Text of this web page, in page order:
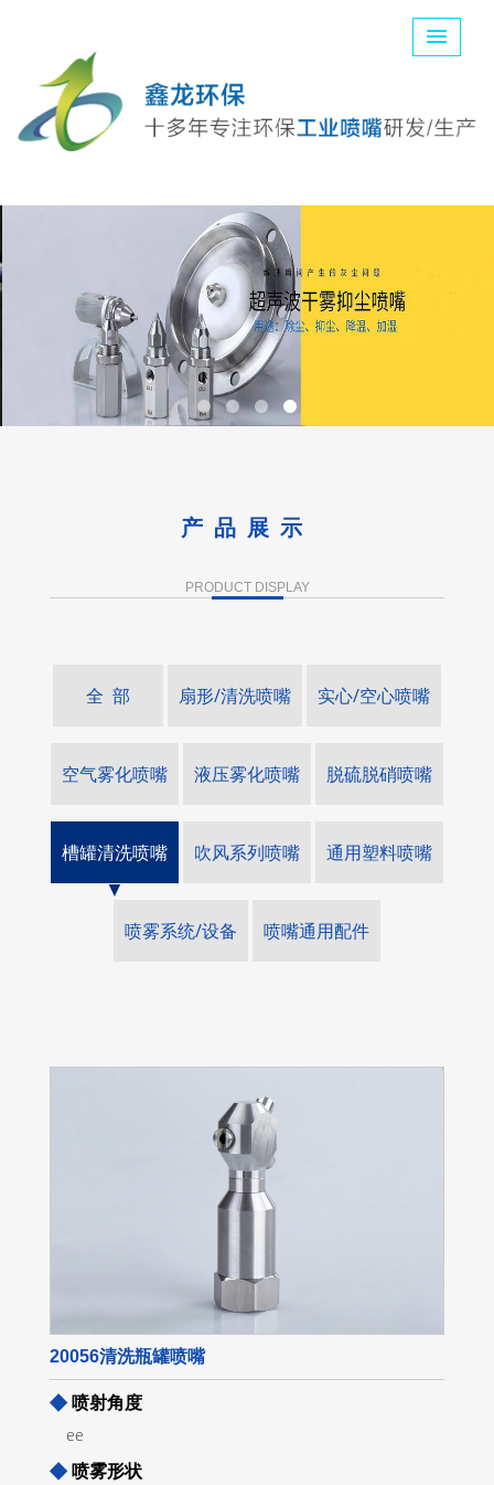
产品展示
PRODUCT DISPLAY
全 部 扇形/清洗喷嘴 实心/空心喷嘴
空气雾化喷嘴 液压雾化喷嘴 脱硫脱硝喷嘴
槽罐清洗喷嘴 吹风系列喷嘴 通用塑料喷嘴
喷雾系统/设备 喷嘴通用配件
20056清洗瓶罐喷嘴
◆ 喷射角度
ee
◆ 喷雾形状